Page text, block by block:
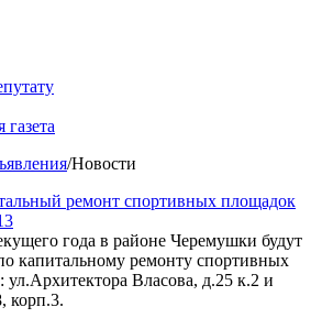
/Новости
ремонт спортивных площадок
года в районе Черемушки будут
капитальному ремонту спортивных
Власова, д.25 к.2 и
корп.3.